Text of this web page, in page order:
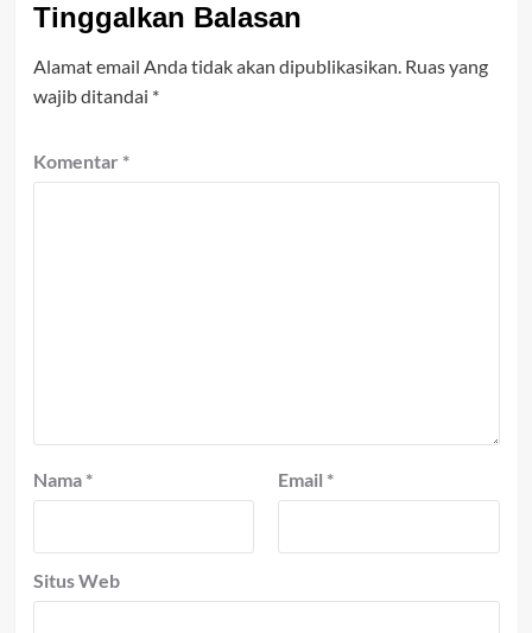
Tinggalkan Balasan
Alamat email Anda tidak akan dipublikasikan. Ruas yang
wajib ditandai *
Komentar *
Nama * Email *
Situs Web